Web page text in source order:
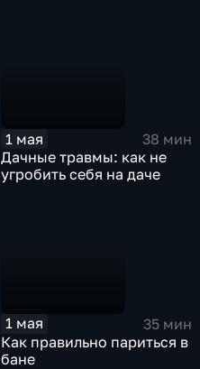
1 мая
38 мин
Дачные травмы: как не
угробить себя на даче
1 мая
35 мин
Как правильно париться в
бане